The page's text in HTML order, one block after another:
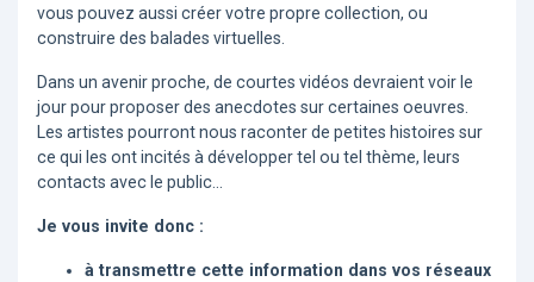
vous pouvez aussi créer votre propre collection, ou
construire des balades virtuelles.
Dans un avenir proche, de courtes vidéos devraient voir le
jour pour proposer des anecdotes sur certaines oeuvres.
Les artistes pourront nous raconter de petites histoires sur
ce qui les ont incités à développer tel ou tel thème, leurs
contacts avec le public...
Je vous invite donc :
à transmettre cette information dans vos réseaux